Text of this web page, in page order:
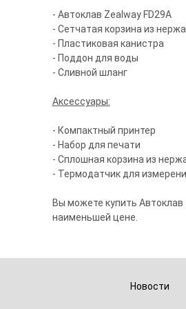
- Автоклав Zealway FD29A
- Сетчатая корзина из
- Пластиковая канистра
- Поддон для воды
- Сливной шланг
Аксессуары:
- Компактный принтер
- Набор для печати
- Сплошная корзина из
- Термодатчик для
Вы можете купить Автоклав
наименьшей цене.
Новости